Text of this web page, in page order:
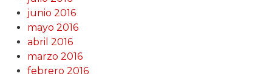
junio 2016
mayo 2016
abril 2016
marzo 2016
febrero 2016